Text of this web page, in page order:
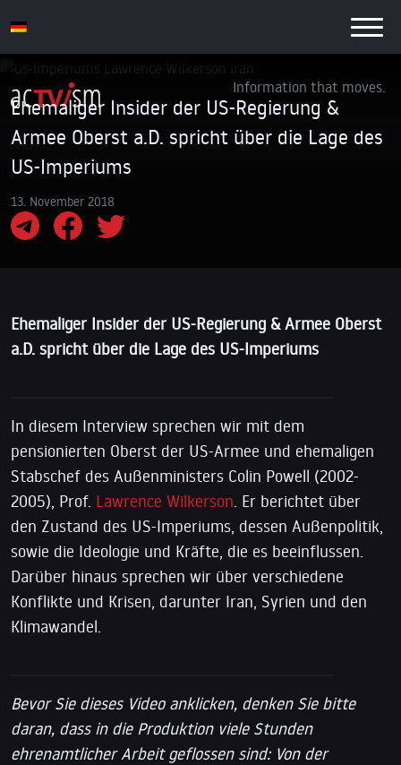
Information that moves.
Ehemaliger Insider der US-Regierung &
Armee Oberst a.D. spricht über die Lage des
US-Imperiums
13. November 2018
Ehemaliger Insider der US-Regierung & Armee Oberst
a.D. spricht über die Lage des US-Imperiums
In diesem Interview sprechen wir mit dem
pensionierten Oberst der US-Armee und ehemaligen
Stabschef des Außenministers Colin Powell (2002-
2005), Prof. Lawrence Wilkerson. Er berichtet über
den Zustand des US-Imperiums, dessen Außenpolitik,
sowie die Ideologie und Kräfte, die es beeinflussen.
Darüber hinaus sprechen wir über verschiedene
Konflikte und Krisen, darunter Iran, Syrien und den
Klimawandel.
Bevor Sie dieses Video anklicken, denken Sie bitte
daran, dass in die Produktion viele Stunden
ehrenamtlicher Arbeit geflossen sind: Von der